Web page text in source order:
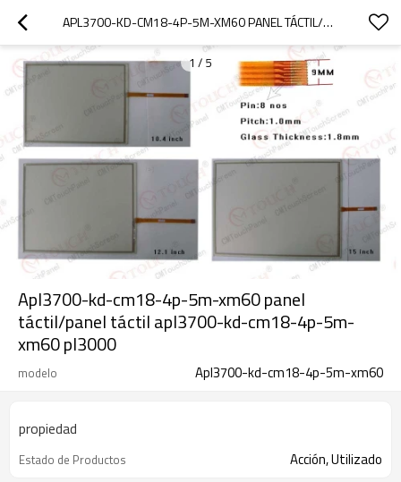
APL3700-KD-CM18-4P-5M-XM60 PANEL TÁCTIL/PANEL TÁCTIL APL3700-KD-CM18-4P-5M-XM60 PL3000
1 / 5
Apl3700-kd-cm18-4p-5m-xm60 panel
táctil/panel táctil apl3700-kd-cm18-4p-5m-
xm60 pl3000
modelo Apl3700-kd-cm18-4p-5m-xm60
propiedad
Estado de Productos Acción, Utilizado